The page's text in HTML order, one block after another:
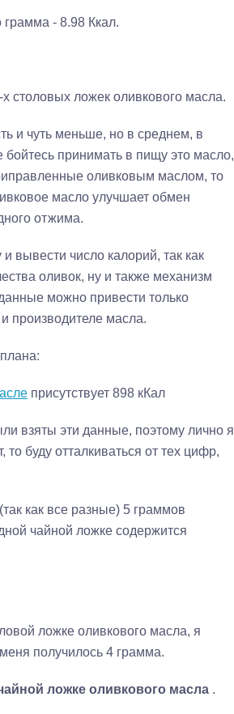
- 8.98 Ккал.
столовых ложек оливкового масла.
и чуть меньше, но в среднем, в
принимать в пищу это масло,
оливковым маслом, то
масло улучшает обмен
отжима.
вывести число калорий, так как
оливок, ну и также механизм
можно привести только
производителе масла.
присутствует 898 кКал
взяты эти данные, поэтому лично я
то буду отталкиваться от тех цифр,
как все разные) 5 граммов
чайной ложке содержится
ложке оливкового масла, я
получилось 4 грамма.
ложке оливкового масла .